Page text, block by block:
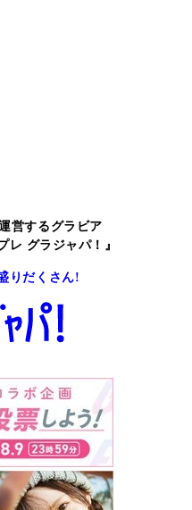
営するグラビア
レ グラジャパ！』
りだくさん!